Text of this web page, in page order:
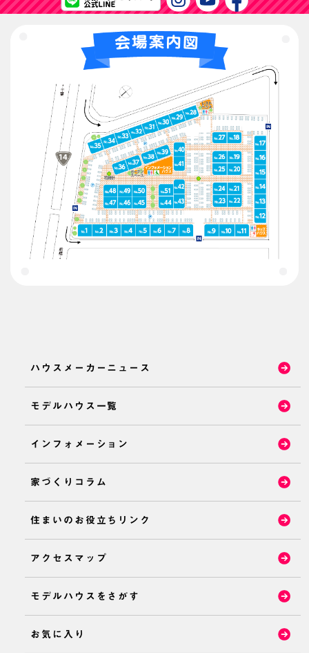
ハウスメーカーニュース
モデルハウス一覧
インフォメーション
家づくりコラム
住まいのお役立ちリンク
アクセスマップ
モデルハウスをさがす
お気に入り